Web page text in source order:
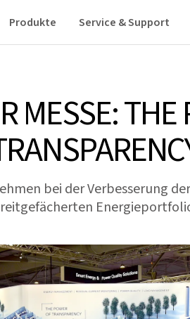
Produkte Service & Support
MESSE: THE
bei der Verbesserung